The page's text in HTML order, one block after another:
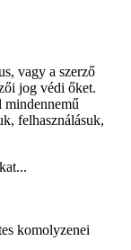
vagy a szerző
jog védi őket.
mindennemű
felhasználásuk,
komolyzenei